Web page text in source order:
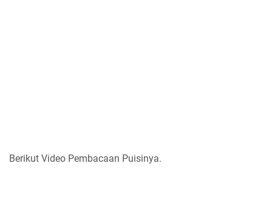
Berikut Video Pembacaan Puisinya.